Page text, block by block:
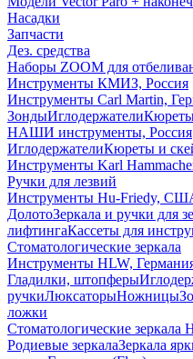
Насадки
Запчасти
Дез. средства
Наборы ZOOM для
Инструменты КМИЗ, Россия
Инструменты Carl Martin,
ЗондыИглодержатели
НАШИ инструменты, Россия
ИглодержателиКюреты и
Инструменты Karl
Ручки для лезвий
Инструменты Hu-Friedy,
ДолотоЗеркала и ручки для
лифтингаКассеты для
Стоматологические зеркала
Инструменты HLW,
Гладилки, штопферы
ручкиЛюксаторыНожницы
ложки
Стоматологические зеркала
Родиевые зеркалаЗеркала